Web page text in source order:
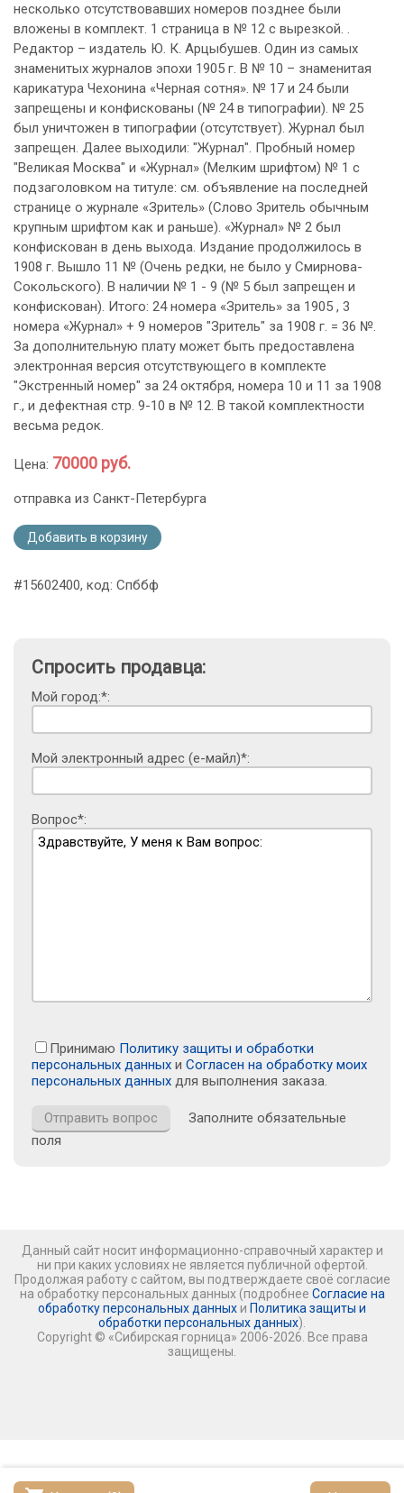
несколько отсутствовавших номеров позднее были
вложены в комплект. 1 страница в № 12 с вырезкой. .
Редактор – издатель Ю. К. Арцыбушев. Один из самых
знаменитых журналов эпохи 1905 г. В № 10 – знаменитая
карикатура Чехонина «Черная сотня». № 17 и 24 были
запрещены и конфискованы (№ 24 в типографии). № 25
был уничтожен в типографии (отсутствует). Журнал был
запрещен. Далее выходили: "Журнал". Пробный номер
"Великая Москва" и «Журнал» (Мелким шрифтом) № 1 с
подзаголовком на титуле: см. объявление на последней
странице о журнале «Зритель» (Слово Зритель обычным
крупным шрифтом как и раньше). «Журнал» № 2 был
конфискован в день выхода. Издание продолжилось в
1908 г. Вышло 11 № (Очень редки, не было у Смирнова-
Сокольского). В наличии № 1 - 9 (№ 5 был запрещен и
конфискован). Итого: 24 номера «Зритель» за 1905 , 3
номера «Журнал» + 9 номеров "Зритель" за 1908 г. = 36 №.
За дополнительную плату может быть предоставлена
электронная версия отсутствующего в комплекте
"Экстренный номер" за 24 октября, номера 10 и 11 за 1908
г., и дефектная стр. 9-10 в № 12. В такой комплектности
весьма редок.
Цена: 70000 руб.
отправка из Санкт-Петербурга
Добавить в корзину
#15602400, код: Спббф
Спросить продавца:
Мой город:*:
Мой электронный адрес (е-майл)*:
Вопрос*:
Принимаю Политику защиты и обработки
персональных данных и Согласен на обработку моих
персональных данных для выполнения заказа.
Заполните обязательные
поля
Данный сайт носит информационно-справочный характер и
ни при каких условиях не является публичной офертой.
Продолжая работу с сайтом, вы подтверждаете своё согласие
на обработку персональных данных (подробнее Согласие на
обработку персональных данных и Политика защиты и
обработки персональных данных).
Copyright © «Сибирская горница» 2006-2026. Все права
защищены.